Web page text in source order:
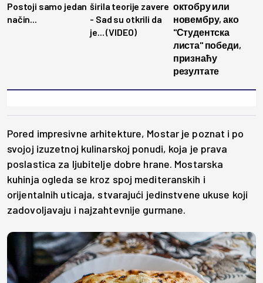
Postoji samo jedan
način...
širila teorije zavere
- Sad su otkrili da
je... (VIDEO)
октобру или
новембру, ако
"Студентска
листа" победи,
признаћу
резултате
Pored impresivne arhitekture, Mostar je poznat i po
svojoj izuzetnoj kulinarskoj ponudi, koja je prava
poslastica za ljubitelje dobre hrane. Mostarska
kuhinja ogleda se kroz spoj mediteranskih i
orijentalnih uticaja, stvarajući jedinstvene ukuse koji
zadovoljavaju i najzahtevnije gurmane.